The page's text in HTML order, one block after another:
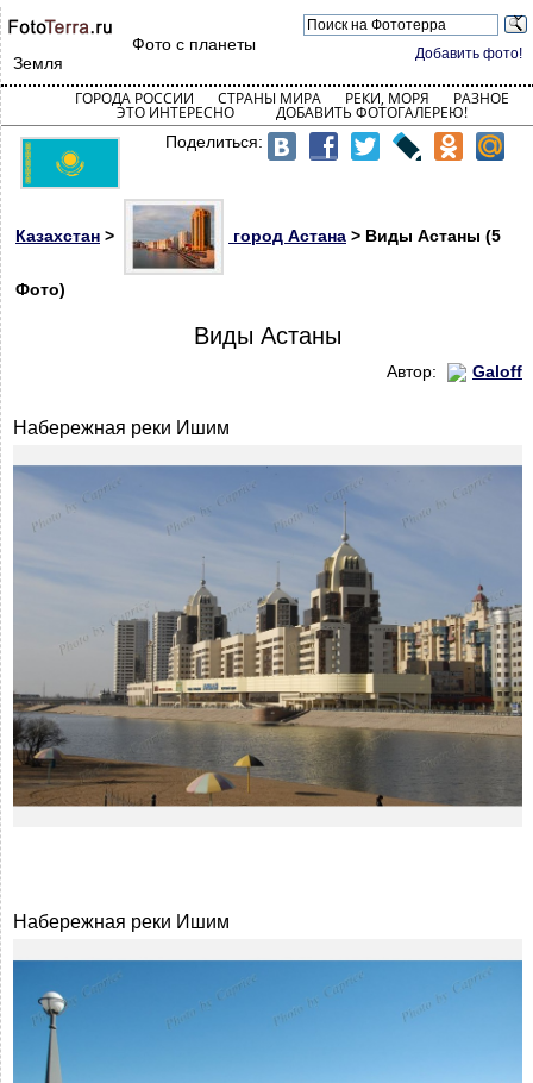
Добавить фото!
Фото с планеты
Земля
ГОРОДА РОССИИ СТРАНЫ МИРА РЕКИ, МОРЯ РАЗНОЕ
ЭТО ИНТЕРЕСНО ДОБАВИТЬ ФОТОГАЛЕРЕЮ!
Поделиться:
Казахстан > город Астана > Виды Астаны (5
Фото)
Виды Астаны
Автор: Galoff
Набережная реки Ишим
Набережная реки Ишим